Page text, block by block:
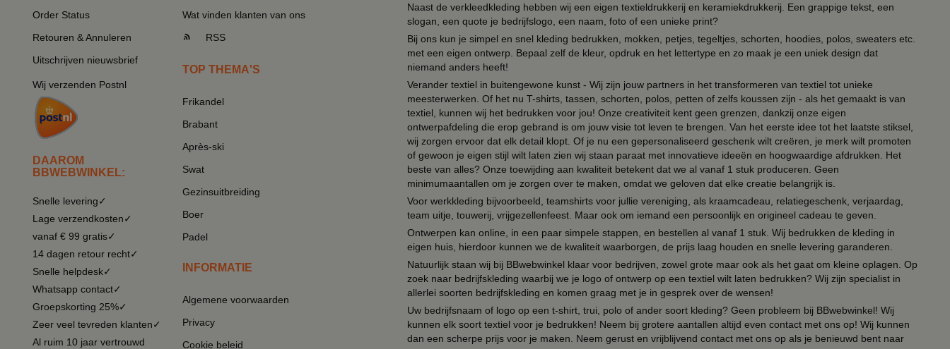
Order Status
Retouren & Annuleren
Uitschrijven nieuwsbrief
Wij verzenden Postnl
DAAROM
BBWEBWINKEL:
Snelle levering✓
Lage verzendkosten✓
vanaf € 99 gratis✓
14 dagen retour recht✓
Snelle helpdesk✓
Whatsapp contact✓
Groepskorting 25%✓
Zeer veel tevreden klanten✓
Al ruim 10 jaar vertrouwd
Wat vinden klanten van ons
RSS
TOP THEMA'S
Frikandel
Brabant
Après-ski
Swat
Gezinsuitbreiding
Boer
Padel
INFORMATIE
Algemene voorwaarden
Privacy
Cookie beleid
Naast de verkleedkleding hebben wij een eigen textieldrukkerij en keramiekdrukkerij. Een grappige tekst, een
slogan, een quote je bedrijfslogo, een naam, foto of een unieke print?
Bij ons kun je simpel en snel kleding bedrukken, mokken, petjes, tegeltjes, schorten, hoodies, polos, sweaters etc.
met een eigen ontwerp. Bepaal zelf de kleur, opdruk en het lettertype en zo maak je een uniek design dat
niemand anders heeft!
Verander textiel in buitengewone kunst - Wij zijn jouw partners in het transformeren van textiel tot unieke
meesterwerken. Of het nu T-shirts, tassen, schorten, polos, petten of zelfs koussen zijn - als het gemaakt is van
textiel, kunnen wij het bedrukken voor jou! Onze creativiteit kent geen grenzen, dankzij onze eigen
ontwerpafdeling die erop gebrand is om jouw visie tot leven te brengen. Van het eerste idee tot het laatste stiksel,
wij zorgen ervoor dat elk detail klopt. Of je nu een gepersonaliseerd geschenk wilt creëren, je merk wilt promoten
of gewoon je eigen stijl wilt laten zien wij staan paraat met innovatieve ideeën en hoogwaardige afdrukken. Het
beste van alles? Onze toewijding aan kwaliteit betekent dat we al vanaf 1 stuk produceren. Geen
minimumaantallen om je zorgen over te maken, omdat we geloven dat elke creatie belangrijk is.
Voor werkkleding bijvoorbeeld, teamshirts voor jullie vereniging, als kraamcadeau, relatiegeschenk, verjaardag,
team uitje, touwerij, vrijgezellenfeest. Maar ook om iemand een persoonlijk en origineel cadeau te geven.
Ontwerpen kan online, in een paar simpele stappen, en bestellen al vanaf 1 stuk. Wij bedrukken de kleding in
eigen huis, hierdoor kunnen we de kwaliteit waarborgen, de prijs laag houden en snelle levering garanderen.
Natuurlijk staan wij bij BBwebwinkel klaar voor bedrijven, zowel grote maar ook als het gaat om kleine oplagen. Op
zoek naar bedrijfskleding waarbij we je logo of ontwerp op een textiel wilt laten bedrukken? Wij zijn specialist in
allerlei soorten bedrijfskleding en komen graag met je in gesprek over de wensen!
Uw bedrijfsnaam of logo op een t-shirt, trui, polo of ander soort kleding? Geen probleem bij BBwebwinkel! Wij
kunnen elk soort textiel voor je bedrukken! Neem bij grotere aantallen altijd even contact met ons op! Wij kunnen
dan een scherpe prijs voor je maken. Neem gerust en vrijblijvend contact met ons op als je benieuwd bent naar